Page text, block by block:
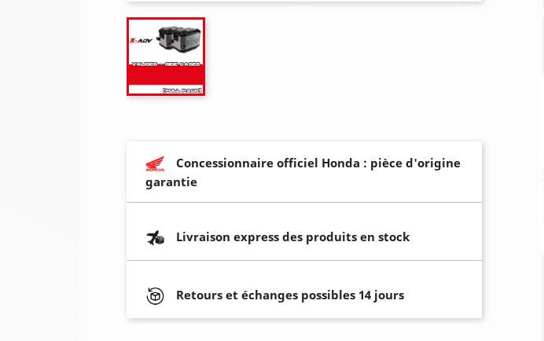
Concessionnaire officiel Honda : pièce d'origine
garantie
Livraison express des produits en stock
Retours et échanges possibles 14 jours